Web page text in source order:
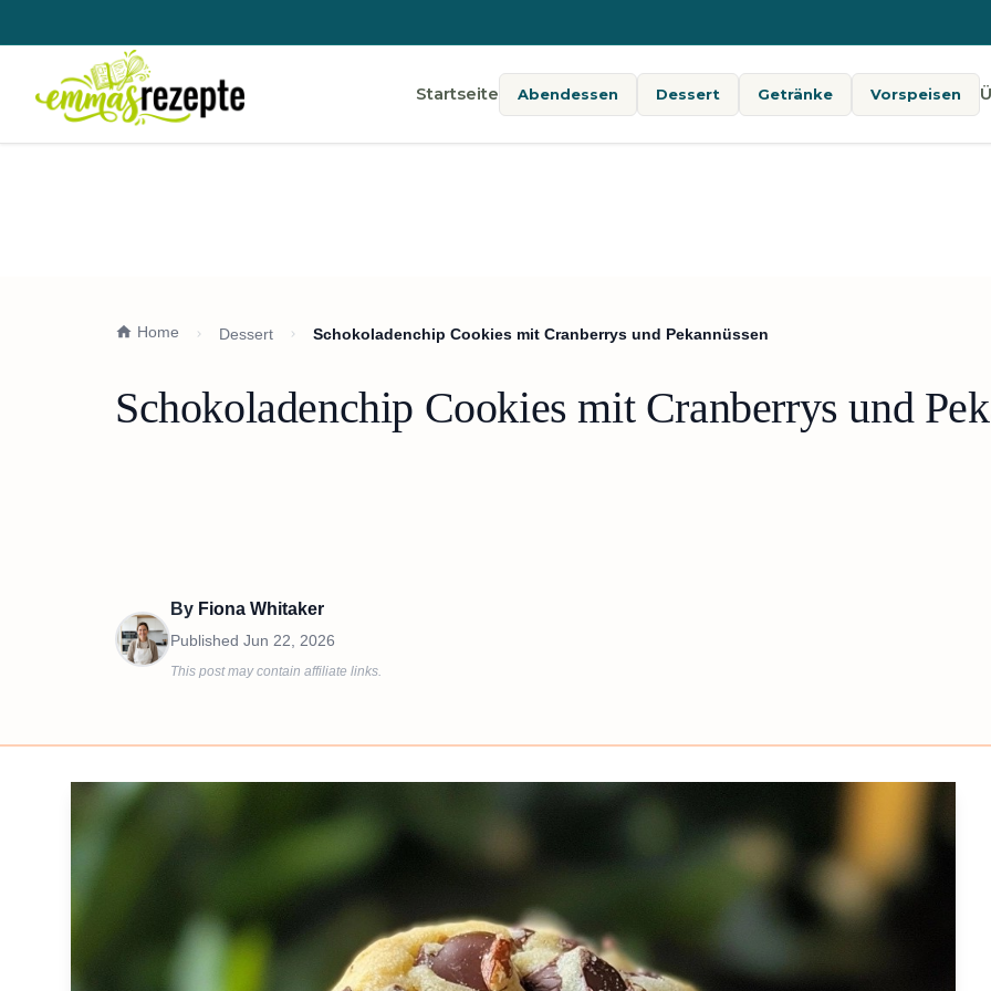
Startseite Abendessen Dessert Getränke Vorspeisen
Home Dessert Schokoladenchip Cookies mit Cranberrys und Pekannüssen
Schokoladenchip Cookies mit Cranberrys und
By Fiona Whitaker
Published Jun 22, 2026
This post may contain affiliate links.